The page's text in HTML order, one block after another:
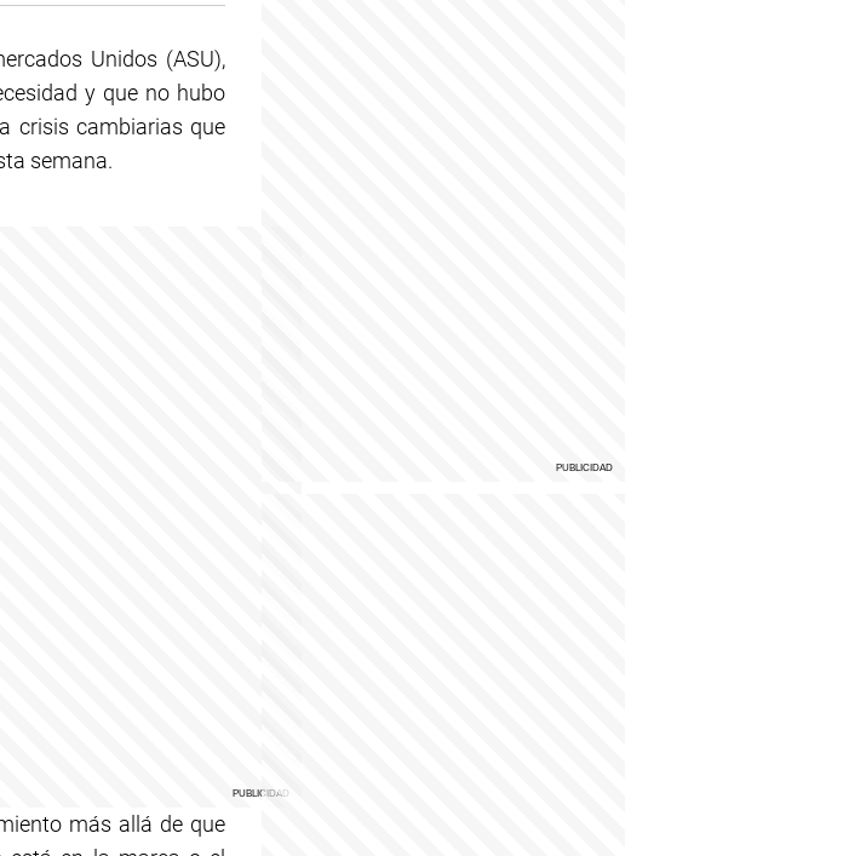
Unidos (ASU),
y que no hubo
crisis cambiarias que
semana.
más allá de que